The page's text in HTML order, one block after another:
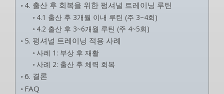
4. 출산 후 회복을 위한 펑셔널 트레이닝 루틴
4.1 출산 후 3개월 이내 루틴 (주 3~4회)
4.2 출산 후 3~6개월 루틴 (주 4~5회)
5. 펑셔널 트레이닝 적용 사례
사례 1: 부상 후 재활
사례 2: 출산 후 체력 회복
6. 결론
FAQ